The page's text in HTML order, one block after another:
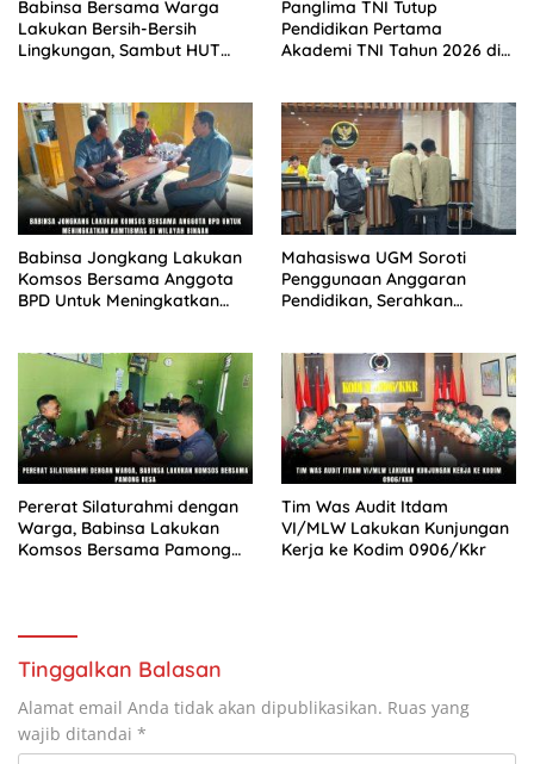
Babinsa Bersama Warga
Lakukan Bersih-Bersih
Lingkungan, Sambut HUT
Panglima TNI Tutup
Pendidikan Pertama
Akademi TNI Tahun 2026 di
Babinsa Jongkang Lakukan
Komsos Bersama Anggota
BPD Untuk Meningkatkan
Mahasiswa UGM Soroti
Penggunaan Anggaran
Pendidikan, Serahkan
Pererat Silaturahmi dengan
Warga, Babinsa Lakukan
Komsos Bersama Pamong
Tim Was Audit Itdam
VI/MLW Lakukan Kunjungan
Kerja ke Kodim 0906/Kkr
Tinggalkan Balasan
Alamat email Anda tidak akan dipublikasikan. Ruas yang
wajib ditandai *